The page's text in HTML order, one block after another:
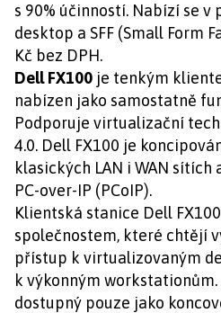
s 90% účinností. Nabízí se
desktop a SFF (Small Form
Kč bez DPH.
Dell FX100 je tenkým
nabízen jako samostatně
Podporuje virtualizační
4.0. Dell FX100 je
klasických LAN i WAN
PC-over-IP (PCoIP).
Klientská stanice Dell
společnostem, které chtějí
přístup k virtualizovaným
k výkonným
dostupný pouze jako